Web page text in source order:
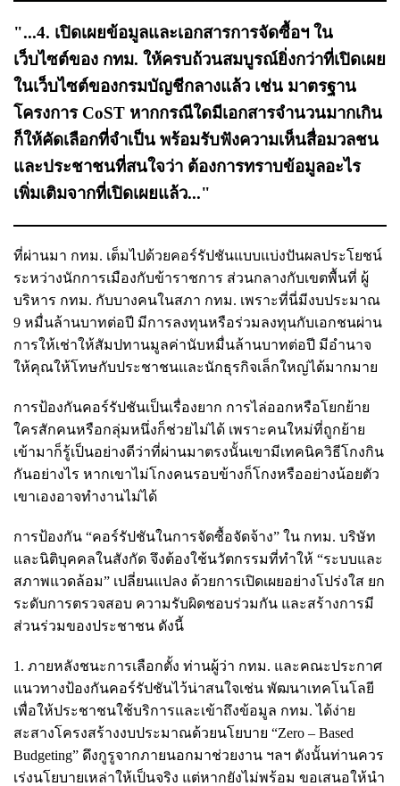
"...4. เปิดเผยข้อมูลและเอกสารการจัดซื้อฯ ใน
เว็บไซต์ของ กทม. ให้ครบถ้วนสมบูรณ์ยิ่งกว่าที่เปิดเผย
ในเว็บไซต์ของกรมบัญชีกลางแล้ว เช่น มาตรฐาน
โครงการ CoST หากกรณีใดมีเอกสารจำนวนมากเกิน
ก็ให้คัดเลือกที่จำเป็น พร้อมรับฟังความเห็นสื่อมวลชน
และประชาชนที่สนใจว่า ต้องการทราบข้อมูลอะไร
เพิ่มเติมจากที่เปิดเผยแล้ว..."
ที่ผ่านมา กทม. เต็มไปด้วยคอร์รัปชันแบบแบ่งปันผลประโยชน์
ระหว่างนักการเมืองกับข้าราชการ ส่วนกลางกับเขตพื้นที่ ผู้
บริหาร กทม. กับบางคนในสภา กทม. เพราะที่นี่มีงบประมาณ
9 หมื่นล้านบาทต่อปี มีการลงทุนหรือร่วมลงทุนกับเอกชนผ่าน
การให้เช่าให้สัมปทานมูลค่านับหมื่นล้านบาทต่อปี มีอำนาจ
ให้คุณให้โทษกับประชาชนและนักธุรกิจเล็กใหญ่ได้มากมาย
การป้องกันคอร์รัปชันเป็นเรื่องยาก การไล่ออกหรือโยกย้าย
ใครสักคนหรือกลุ่มหนึ่งก็ช่วยไม่ได้ เพราะคนใหม่ที่ถูกย้าย
เข้ามาก็รู้เป็นอย่างดีว่าที่ผ่านมาตรงนั้นเขามีเทคนิควิธีโกงกิน
กันอย่างไร หากเขาไม่โกงคนรอบข้างก็โกงหรืออย่างน้อยตัว
เขาเองอาจทำงานไม่ได้
การป้องกัน “คอร์รัปชันในการจัดซื้อจัดจ้าง” ใน กทม. บริษัท
และนิติบุคคลในสังกัด จึงต้องใช้นวัตกรรมที่ทำให้ “ระบบและ
สภาพแวดล้อม” เปลี่ยนแปลง ด้วยการเปิดเผยอย่างโปร่งใส ยก
ระดับการตรวจสอบ ความรับผิดชอบร่วมกัน และสร้างการมี
ส่วนร่วมของประชาชน ดังนี้
1. ภายหลังชนะการเลือกตั้ง ท่านผู้ว่า กทม. และคณะประกาศ
แนวทางป้องกันคอร์รัปชันไว้น่าสนใจเช่น พัฒนาเทคโนโลยี
เพื่อให้ประชาชนใช้บริการและเข้าถึงข้อมูล กทม. ได้ง่าย
สะสางโครงสร้างงบประมาณด้วยนโยบาย “Zero – Based
Budgeting” ดึงกูรูจากภายนอกมาช่วยงาน ฯลฯ ดังนั้นท่านควร
เร่งนโยบายเหล่าให้เป็นจริง แต่หากยังไม่พร้อม ขอเสนอให้นำ